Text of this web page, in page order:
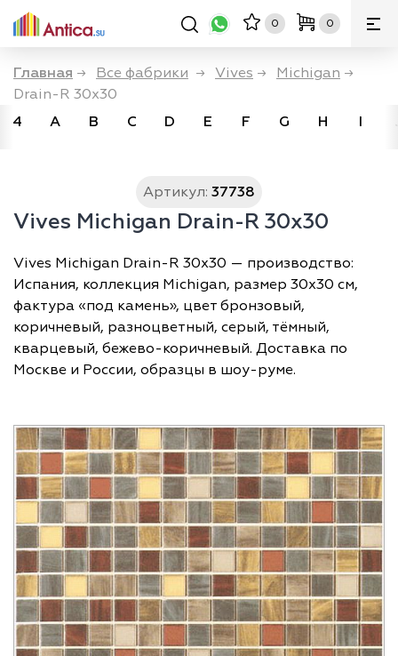
0 0
Главная → Все фабрики → Vives → Michigan →
Drain-R 30x30
4
A B C D E F G H I
Артикул: 37738
Vives Michigan Drain-R 30x30
Vives Michigan Drain-R 30x30 — производство:
Испания, коллекция Michigan, размер 30х30 см,
фактура «под камень», цвет бронзовый,
коричневый, разноцветный, серый, тёмный,
кварцевый, бежево-коричневый. Доставка по
Москве и России, образцы в шоу-руме.